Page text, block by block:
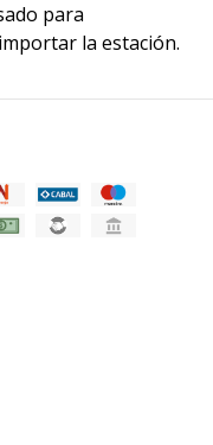
para
la estación.